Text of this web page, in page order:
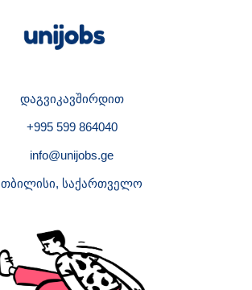
დაგვიკავშირდით
+995 599 864040
info@unijobs.ge
თბილისი, საქართველო